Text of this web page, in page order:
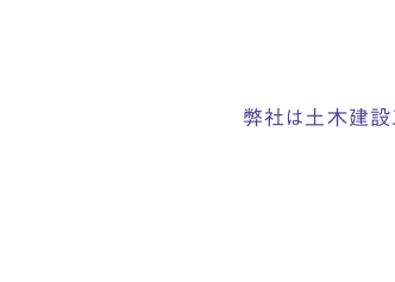
弊社は土木建設